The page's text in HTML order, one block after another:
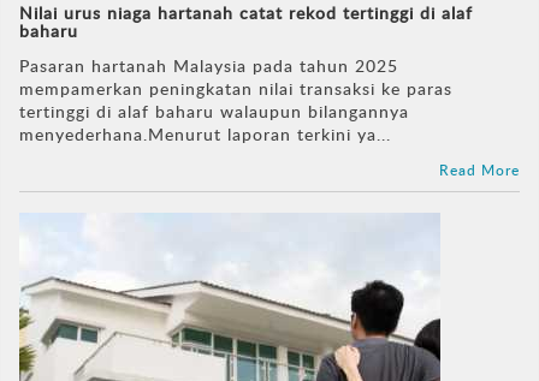
Nilai urus niaga hartanah catat rekod tertinggi di alaf
baharu
Pasaran hartanah Malaysia pada tahun 2025
mempamerkan peningkatan nilai transaksi ke paras
tertinggi di alaf baharu walaupun bilangannya
menyederhana.Menurut laporan terkini ya...
Read More